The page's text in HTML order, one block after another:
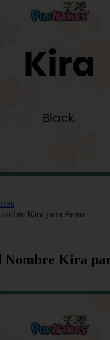
Kira para Perro
Nombre Kira